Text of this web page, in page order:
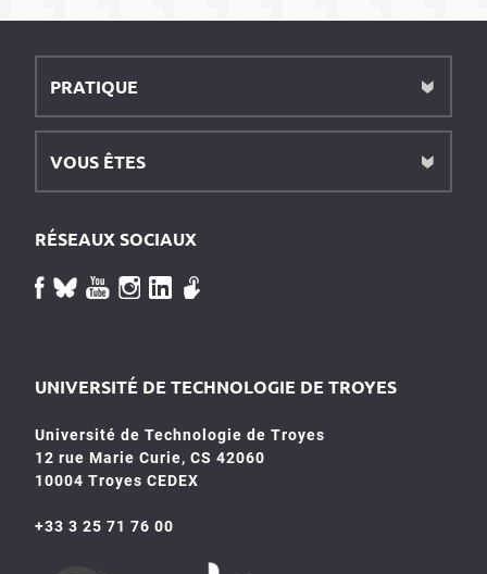
PRATIQUE
VOUS ÊTES
RÉSEAUX SOCIAUX
UNIVERSITÉ DE TECHNOLOGIE DE TROYES
Université de Technologie de Troyes
12 rue Marie Curie, CS 42060
10004 Troyes CEDEX
+33 3 25 71 76 00